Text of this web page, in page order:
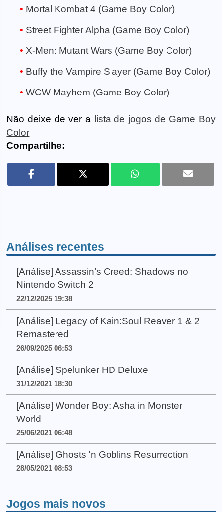
Mortal Kombat 4 (Game Boy Color)
Street Fighter Alpha (Game Boy Color)
X-Men: Mutant Wars (Game Boy Color)
Buffy the Vampire Slayer (Game Boy Color)
WCW Mayhem (Game Boy Color)
Não deixe de ver a lista de jogos de Game Boy
Color
Compartilhe:
Análises recentes
[Análise] Assassin’s Creed: Shadows no
Nintendo Switch 2
22/12/2025 19:38
[Análise] Legacy of Kain:Soul Reaver 1 & 2
Remastered
26/09/2025 06:53
[Análise] Spelunker HD Deluxe
31/12/2021 18:30
[Análise] Wonder Boy: Asha in Monster
World
25/06/2021 06:48
[Análise] Ghosts 'n Goblins Resurrection
28/05/2021 08:53
Jogos mais novos